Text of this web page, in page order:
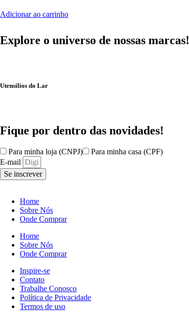
Adicionar ao carrinho
Explore o universo de nossas marcas!
Utensílios do Lar
Fique por dentro das novidades!
Para minha loja (CNPJ)
Para minha casa (CPF)
E-mail
Se inscrever
Home
Sobre Nós
Onde Comprar
Home
Sobre Nós
Onde Comprar
Inspire-se
Contato
Trabalhe Conosco
Política de Privacidade
Termos de uso